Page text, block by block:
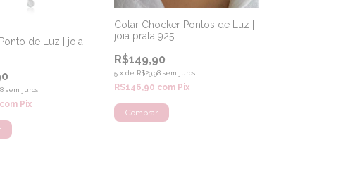
de Luz | joia
sem juros
com Pix
Colar Chocker Pontos de Luz |
joia prata 925
R$149,90
5 x de R$29,98 sem juros
R$146,90 com Pix